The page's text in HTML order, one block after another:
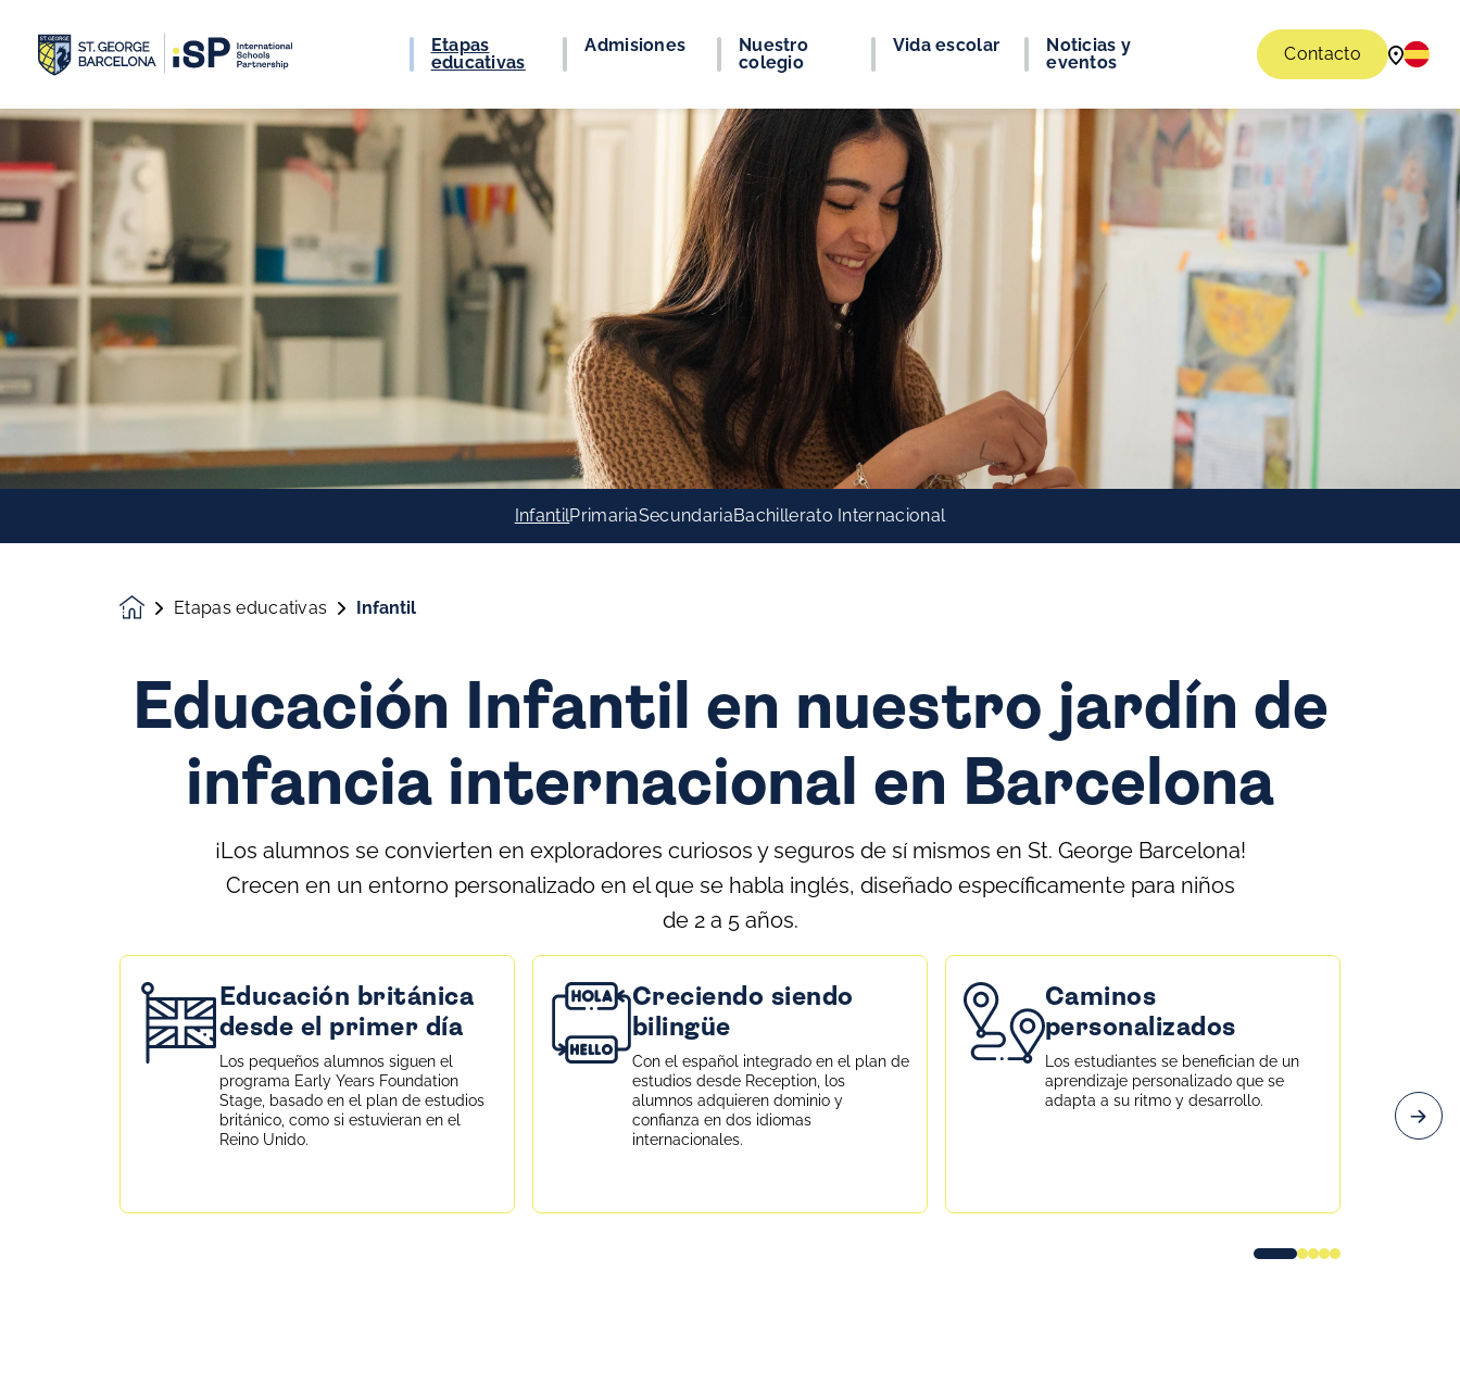
Etapas
educativas
Admisiones
Nuestro
colegio
Vida escolar
Noticias y
eventos
Contacto
InfantilPrimariaSecundariaBachillerato Internacional
HomepageEtapas educativas Infantil
Educación Infantil en nuestro jardín de
infancia internacional en Barcelona
¡Los alumnos se convierten en exploradores curiosos y seguros de sí mismos en St. George Barcelona!
Crecen en un entorno personalizado en el que se habla inglés, diseñado específicamente para niños
de 2 a 5 años.
Educación británica
desde el primer día
Los pequeños alumnos siguen el
programa Early Years Foundation
Stage, basado en el plan de estudios
británico, como si estuvieran en el
Reino Unido.
Creciendo siendo
bilingüe
Con el español integrado en el plan de
estudios desde Reception, los
alumnos adquieren dominio y
confianza en dos idiomas
internacionales.
Caminos
personalizados
Los estudiantes se benefician de un
aprendizaje personalizado que se
adapta a su ritmo y desarrollo.